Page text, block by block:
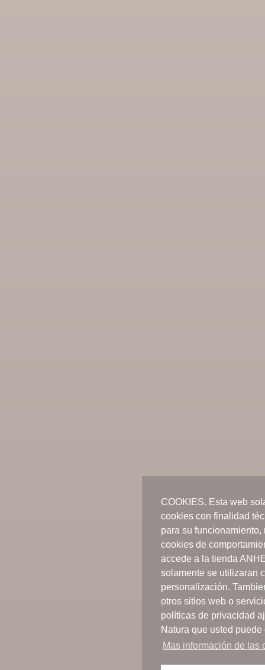
COOKIES. Esta web
cookies con finalidad
para su funcionamiento,
cookies de
accede a la tienda
solamente se utilizaran
personalización.
otros sitios web o
políticas de privacidad
Natura que usted
Mas información de las